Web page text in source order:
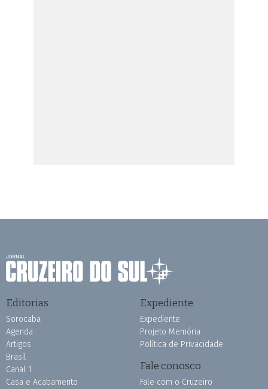
Editorias
Sorocaba
Agenda
Artigos
Brasil
Canal 1
Casa e Acabamento
Expediente
Expediente
Projeto Memória
Política de Privacidade
Fale conosco
Fale com o Cruzeiro